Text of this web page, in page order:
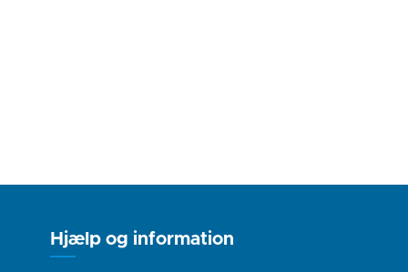
Hjælp og information